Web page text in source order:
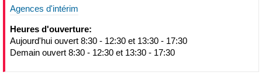
Agences d'intérim
Heures d'ouverture:
Aujourd'hui ouvert 8:30 - 12:30 et 13:30 - 17:30
Demain ouvert 8:30 - 12:30 et 13:30 - 17:30